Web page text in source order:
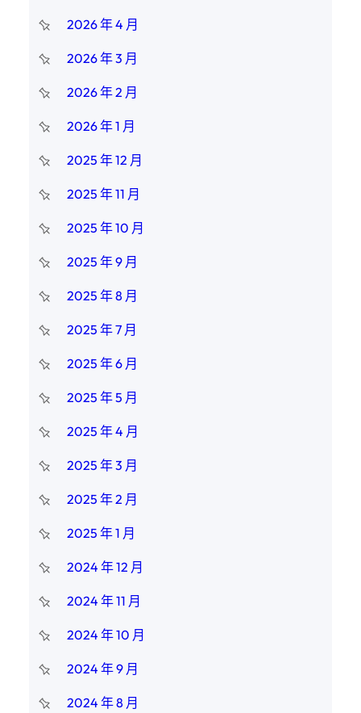
2026 年 4 月
2026 年 3 月
2026 年 2 月
2026 年 1 月
2025 年 12 月
2025 年 11 月
2025 年 10 月
2025 年 9 月
2025 年 8 月
2025 年 7 月
2025 年 6 月
2025 年 5 月
2025 年 4 月
2025 年 3 月
2025 年 2 月
2025 年 1 月
2024 年 12 月
2024 年 11 月
2024 年 10 月
2024 年 9 月
2024 年 8 月